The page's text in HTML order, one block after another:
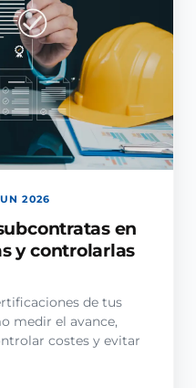
2026
en
y controlarlas
de tus
medir el avance,
costes y evitar